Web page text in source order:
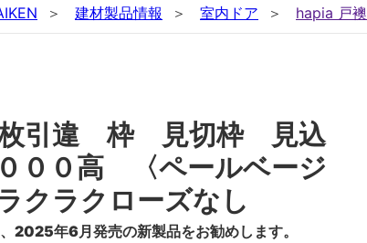
建材製品情報 室内ドア hapia 戸襖
引違 枠 見切枠 見込
００高 〈ペールベージ
ラクローズなし
2025年6月発売の新製品をお勧めします。